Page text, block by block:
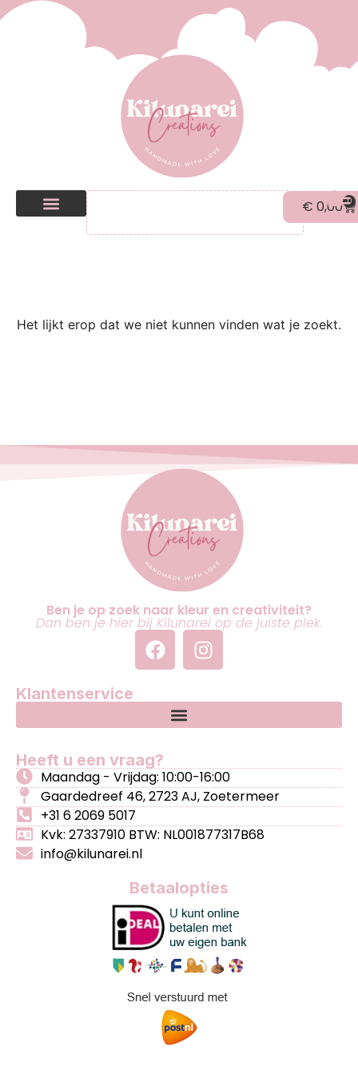
€ 0,00 0
Het lijkt erop dat we niet kunnen vinden wat je zoekt.
Ben je op zoek naar kleur en creativiteit?
Dan ben je hier bij Kilunarei op de juiste plek.
Klantenservice
Heeft u een vraag?
Maandag - Vrijdag: 10:00-16:00
Gaardedreef 46, 2723 AJ, Zoetermeer
+31 6 2069 5017
Kvk: 27337910 BTW: NL001877317B68
info@kilunarei.nl
Betaalopties